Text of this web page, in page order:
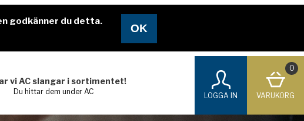
godkänner du detta.
vi AC slangar i sortimentet!
Du hittar dem under AC
LOGGA IN
0
VARUKORG